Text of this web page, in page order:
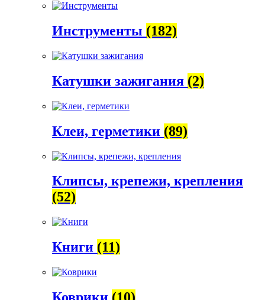
Инструменты (182)
Катушки зажигания (2)
Клеи, герметики (89)
Клипсы, крепежи, крепления
(52)
Книги (11)